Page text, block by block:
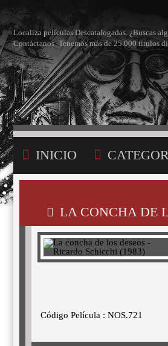
Localiza películas Descatalogadas. ¿Buscas
Contáctanos -Tenemos más de 25.000 títulos
INICIO
LA CONCHA DE
Código Película : NOS.721